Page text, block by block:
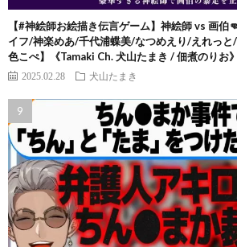
【#神絵師お絵描き伝言ゲーム】神絵師 vs 画伯
イフ/神楽めあ/千代浦蝶美/なつめえり/えれっ
色こぺ】《Tamaki Ch. 犬山たまき / 佃煮のりお》
2025.02.28 犬山たまき